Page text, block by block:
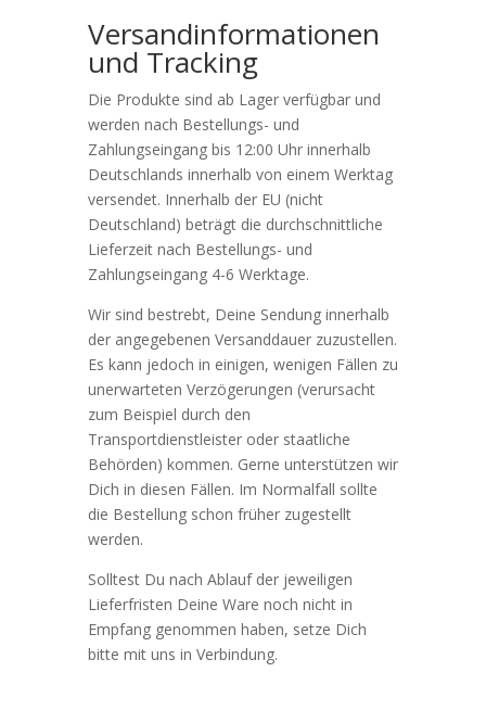
Versandinformationen
und Tracking
Die Produkte sind ab Lager verfügbar und
werden nach Bestellungs- und
Zahlungseingang bis 12:00 Uhr innerhalb
Deutschlands innerhalb von einem Werktag
versendet. Innerhalb der EU (nicht
Deutschland) beträgt die durchschnittliche
Lieferzeit nach Bestellungs- und
Zahlungseingang 4-6 Werktage.
Wir sind bestrebt, Deine Sendung innerhalb
der angegebenen Versanddauer zuzustellen.
Es kann jedoch in einigen, wenigen Fällen zu
unerwarteten Verzögerungen (verursacht
zum Beispiel durch den
Transportdienstleister oder staatliche
Behörden) kommen. Gerne unterstützen wir
Dich in diesen Fällen. Im Normalfall sollte
die Bestellung schon früher zugestellt
werden.
Solltest Du nach Ablauf der jeweiligen
Lieferfristen Deine Ware noch nicht in
Empfang genommen haben, setze Dich
bitte mit uns in Verbindung.